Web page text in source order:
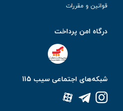
قوانین و مقررات
درگاه امن پرداخت
شبکه‌های اجتماعی سیب 115